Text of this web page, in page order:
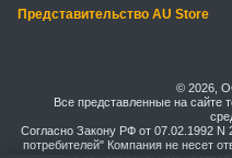
Представительство AU Store
© 2026,
Все представленные на сайте
Согласно Закону РФ от 07.02.1992
потребителей" Компания не несет